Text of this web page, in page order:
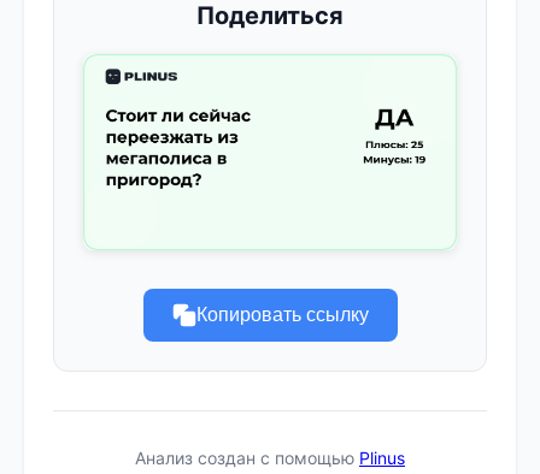
Поделиться
Копировать ссылку
Анализ создан с помощью Plinus